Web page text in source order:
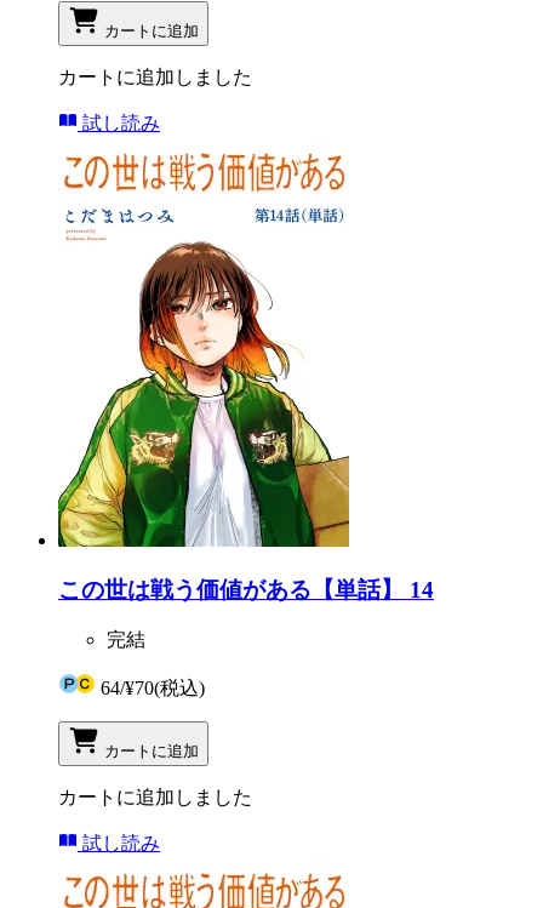
カートに追加
カートに追加しました
試し読み
この世は戦う価値がある【単話】 14
完結
64/¥70(税込)
カートに追加
カートに追加しました
試し読み